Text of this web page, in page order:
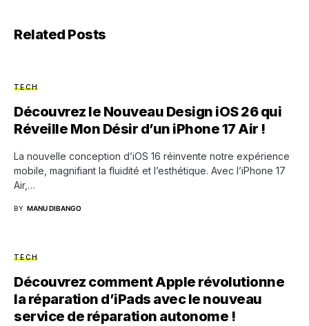
Related Posts
TECH
Découvrez le Nouveau Design iOS 26 qui
Réveille Mon Désir d’un iPhone 17 Air !
La nouvelle conception d’iOS 16 réinvente notre expérience
mobile, magnifiant la fluidité et l’esthétique. Avec l’iPhone 17
Air,…
BY MANU DIBANGO
TECH
Découvrez comment Apple révolutionne
la réparation d’iPads avec le nouveau
service de réparation autonome !